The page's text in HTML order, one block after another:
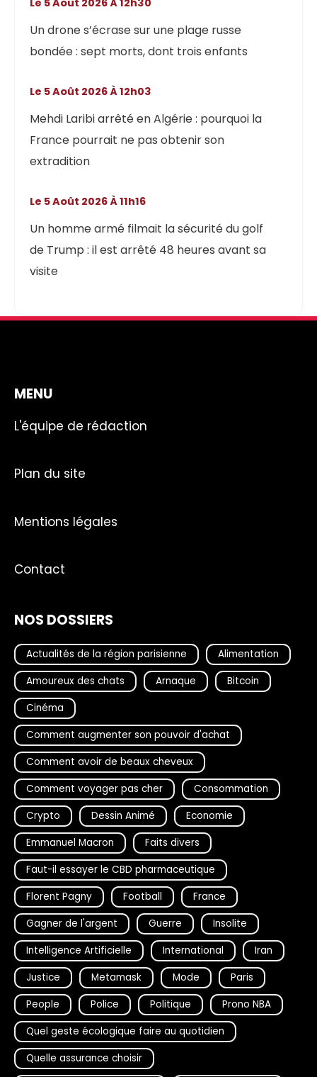
Un drone s’écrase sur une plage russe
bondée : sept morts, dont trois enfants
Mehdi Laribi arrêté en Algérie : pourquoi la
France pourrait ne pas obtenir son
extradition
Le 5 Août 2026 À 12h03
Un homme armé filmait la sécurité du golf
de Trump : il est arrêté 48 heures avant sa
visite
Le 5 Août 2026 À 11h16
MENU
L'équipe de rédaction
Plan du site
Mentions légales
Contact
NOS DOSSIERS
Actualités de la région parisienne
Alimentation
Amoureux des chats
Arnaque
Bitcoin
Cinéma
Comment augmenter son pouvoir d'achat
Comment avoir de beaux cheveux
Comment voyager pas cher
Consommation
Crypto
Dessin Animé
Economie
Emmanuel Macron
Faits divers
Faut-il essayer le CBD pharmaceutique
Florent Pagny
Football
France
Gagner de l'argent
Guerre
Insolite
Intelligence Artificielle
International
Iran
Justice
Metamask Mode
Paris
People
Police Politique
Prono NBA
Quel geste écologique faire au quotidien
Quelle assurance choisir